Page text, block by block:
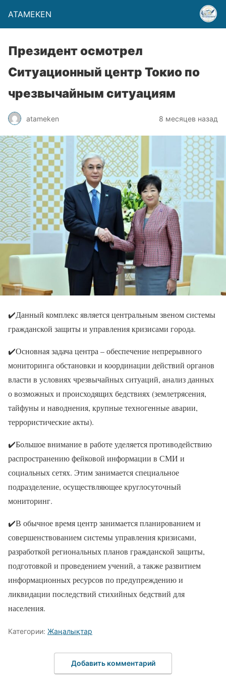
ATAMEKEN
Президент осмотрел
Ситуационный центр Токио по
чрезвычайным ситуациям
atameken 8 месяцев назад
✔️Данный комплекс является центральным звеном системы
гражданской защиты и управления кризисами города.
✔️Основная задача центра – обеспечение непрерывного
мониторинга обстановки и координации действий органов
власти в условиях чрезвычайных ситуаций, анализ данных
о возможных и происходящих бедствиях (землетрясения,
тайфуны и наводнения, крупные техногенные аварии,
террористические акты).
✔️Большое внимание в работе уделяется противодействию
распространению фейковой информации в СМИ и
социальных сетях. Этим занимается специальное
подразделение, осуществляющее круглосуточный
мониторинг.
✔️В обычное время центр занимается планированием и
совершенствованием системы управления кризисами,
разработкой региональных планов гражданской защиты,
подготовкой и проведением учений, а также развитием
информационных ресурсов по предупреждению и
ликвидации последствий стихийных бедствий для
населения.
Категории: Жаңалықтар
Добавить комментарий